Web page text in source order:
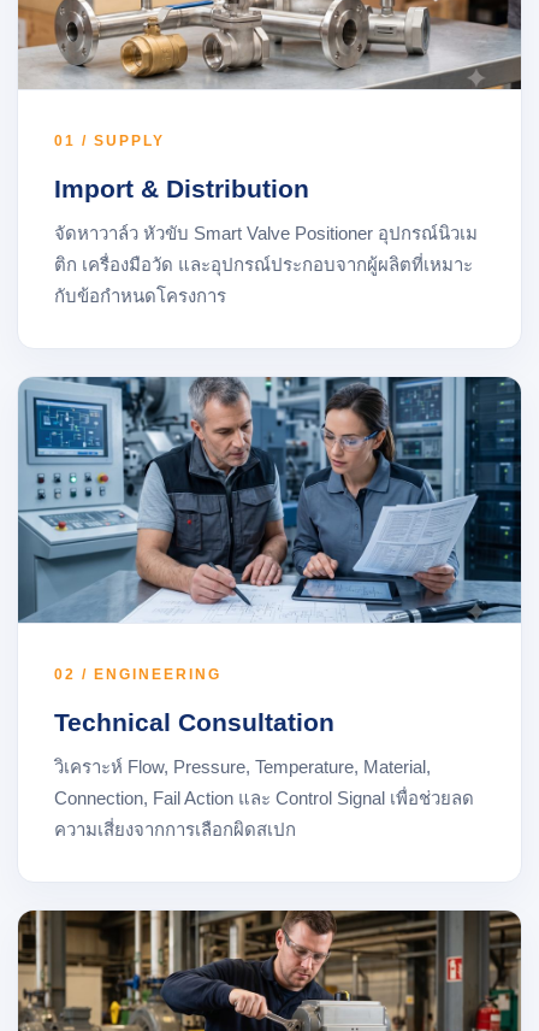
01 / SUPPLY
Import & Distribution
จัดหาวาล์ว หัวขับ Smart Valve Positioner อุปกรณ์นิวเม
ติก เครื่องมือวัด และอุปกรณ์ประกอบจากผู้ผลิตที่เหมาะ
กับข้อกำหนดโครงการ
02 / ENGINEERING
Technical Consultation
วิเคราะห์ Flow, Pressure, Temperature, Material,
Connection, Fail Action และ Control Signal เพื่อช่วยลด
ความเสี่ยงจากการเลือกผิดสเปก